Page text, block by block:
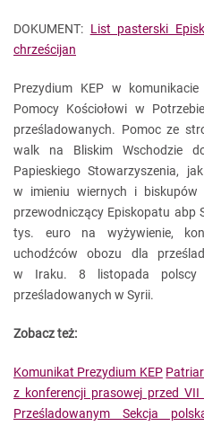
DOKUMENT: List pasterski
chrześcijan
Prezydium KEP w
Pomocy Kościołowi w
prześladowanych. Pomoc ze
walk na Bliskim Wschodzie
Papieskiego Stowarzyszenia,
w imieniu wiernych i biskupów
przewodniczący Episkopatu abp
tys. euro na wyżywienie,
uchodźców obozu dla
w Iraku. 8 listopada polscy
prześladowanych w Syrii.
Zobacz też:
Komunikat Prezydium KEP
z konferencji prasowej przed VII
Prześladowanym Sekcja